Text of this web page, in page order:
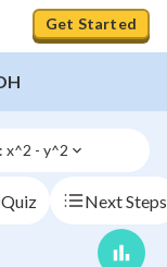
Get Started
x^2 - y^2
Quiz Next Steps